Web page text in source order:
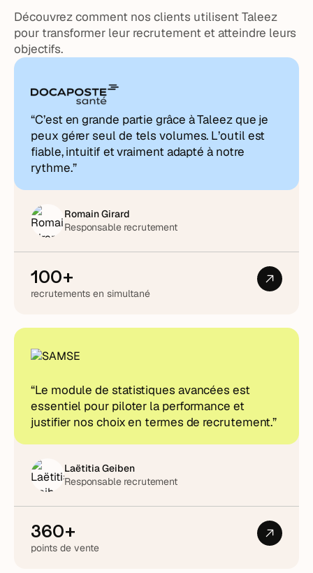
Découvrez comment nos clients utilisent Taleez
pour transformer leur recrutement et atteindre leurs
objectifs.
“C’est en grande partie grâce à Taleez que je
peux gérer seul de tels volumes. L’outil est
fiable, intuitif et vraiment adapté à notre
rythme.”
Romain Girard
Responsable recrutement
100+
recrutements en simultané
“Le module de statistiques avancées est
essentiel pour piloter la performance et
justifier nos choix en termes de recrutement.”
Laëtitia Geiben
Responsable recrutement
360+
points de vente